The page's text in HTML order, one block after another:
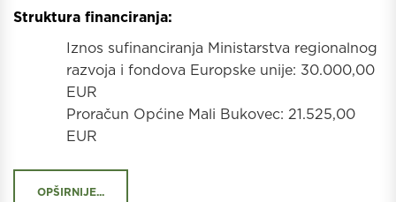
Struktura financiranja:
Iznos sufinanciranja Ministarstva regionalnog
razvoja i fondova Europske unije: 30.000,00
EUR
Proračun Općine Mali Bukovec: 21.525,00
EUR
OPŠIRNIJE...